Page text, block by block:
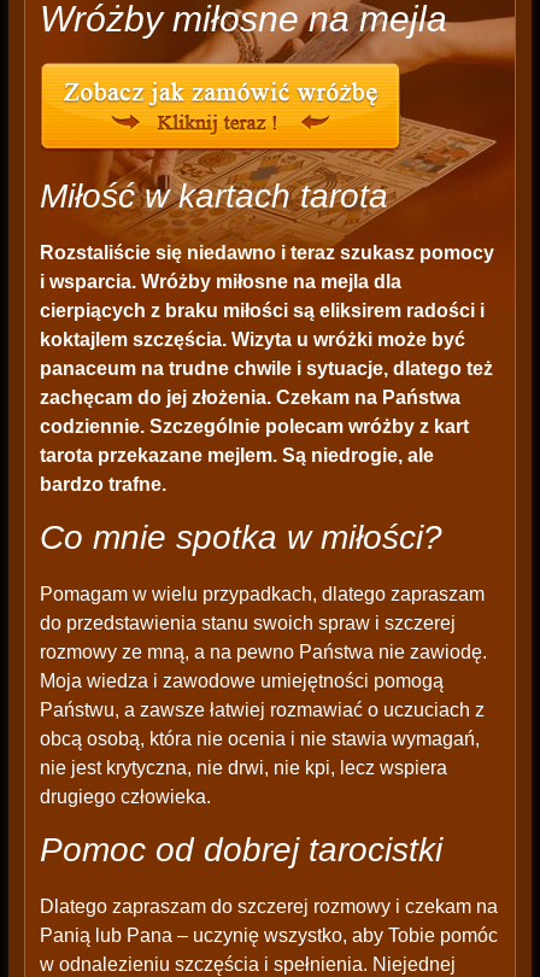
Wróżby miłosne na mejla
Miłość w kartach tarota
Rozstaliście się niedawno i teraz szukasz pomocy
i wsparcia. Wróżby miłosne na mejla dla
cierpiących z braku miłości są eliksirem radości i
koktajlem szczęścia. Wizyta u wróżki może być
panaceum na trudne chwile i sytuacje, dlatego też
zachęcam do jej złożenia. Czekam na Państwa
codziennie. Szczególnie polecam wróżby z kart
tarota przekazane mejlem. Są niedrogie, ale
bardzo trafne.
Co mnie spotka w miłości?
Pomagam w wielu przypadkach, dlatego zapraszam
do przedstawienia stanu swoich spraw i szczerej
rozmowy ze mną, a na pewno Państwa nie zawiodę.
Moja wiedza i zawodowe umiejętności pomogą
Państwu, a zawsze łatwiej rozmawiać o uczuciach z
obcą osobą, która nie ocenia i nie stawia wymagań,
nie jest krytyczna, nie drwi, nie kpi, lecz wspiera
drugiego człowieka.
Pomoc od dobrej tarocistki
Dlatego zapraszam do szczerej rozmowy i czekam na
Panią lub Pana – uczynię wszystko, aby Tobie pomóc
w odnalezieniu szczęścia i spełnienia. Niejednej